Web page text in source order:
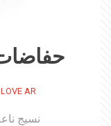
AR
نسيج